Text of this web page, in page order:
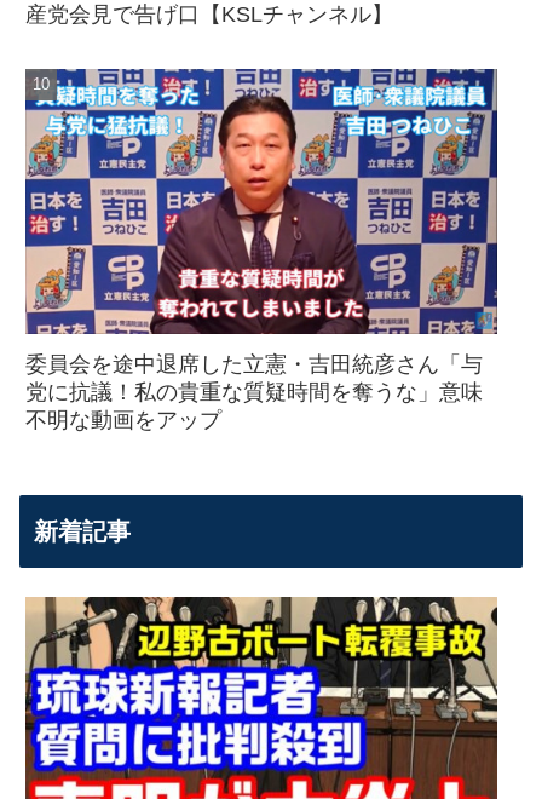
産党会見で告げ口【KSLチャンネル】
委員会を途中退席した立憲・吉田統彦さん「与
党に抗議！私の貴重な質疑時間を奪うな」意味
不明な動画をアップ
新着記事